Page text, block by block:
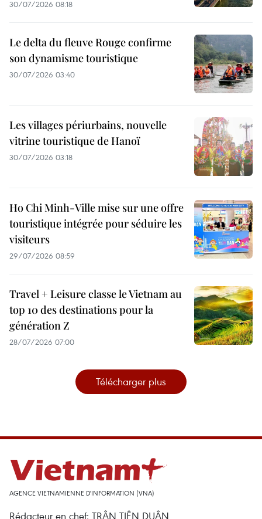
30/07/2026 08:18
Le delta du fleuve Rouge confirme
son dynamisme touristique
30/07/2026 03:40
Les villages périurbains, nouvelle
vitrine touristique de Hanoï
30/07/2026 03:18
Ho Chi Minh-Ville mise sur une offre
touristique intégrée pour séduire les
visiteurs
29/07/2026 08:59
Travel + Leisure classe le Vietnam au
top 10 des destinations pour la
génération Z
28/07/2026 07:00
Télécharger plus
AGENCE VIETNAMIENNE D'INFORMATION (VNA)
Rédacteur en chef: TRÂN TIÊN DUÂN